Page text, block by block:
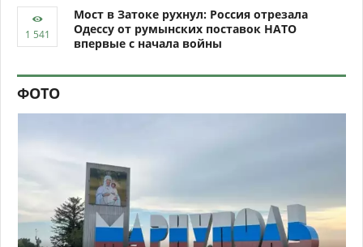
Мост в Затоке рухнул: Россия отрезала
Одессу от румынских поставок НАТО
впервые с начала войны
ФОТО